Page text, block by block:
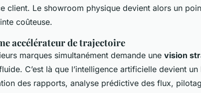
client. Le showroom physique devient alors un
coûteuse.
accélérateur de trajectoire
marques simultanément demande une vision
C’est là que l’intelligence artificielle devient
des rapports, analyse prédictive des flux,